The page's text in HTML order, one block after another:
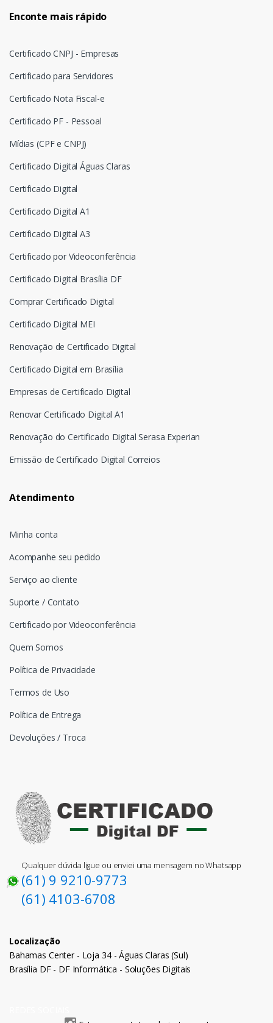
Enconte mais rápido
Certificado CNPJ - Empresas
Certificado para Servidores
Certificado Nota Fiscal-e
Certificado PF - Pessoal
Mídias (CPF e CNPJ)
Certificado Digital Águas Claras
Certificado Digital
Certificado Digital A1
Certificado Digital A3
Certificado por Videoconferência
Certificado Digital Brasília DF
Comprar Certificado Digital
Certificado Digital MEI
Renovação de Certificado Digital
Certificado Digital em Brasília
Empresas de Certificado Digital
Renovar Certificado Digital A1
Renovação do Certificado Digital Serasa Experian
Emissão de Certificado Digital Correios
Atendimento
Minha conta
Acompanhe seu pedido
Serviço ao cliente
Suporte / Contato
Certificado por Videoconferência
Quem Somos
Política de Privacidade
Termos de Uso
Política de Entrega
Devoluções / Troca
Qualquer dúvida ligue ou enviei uma mensagem no Whatsapp
(61) 9 9210-9773
(61) 4103-6708
Localização
Bahamas Center - Loja 34 - Águas Claras (Sul)
Brasília DF - DF Informática - Soluções Digitais